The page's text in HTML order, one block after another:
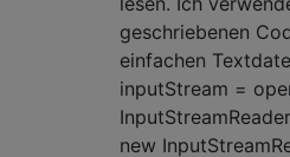
geschriebenen
einfachen
inputStream =
new